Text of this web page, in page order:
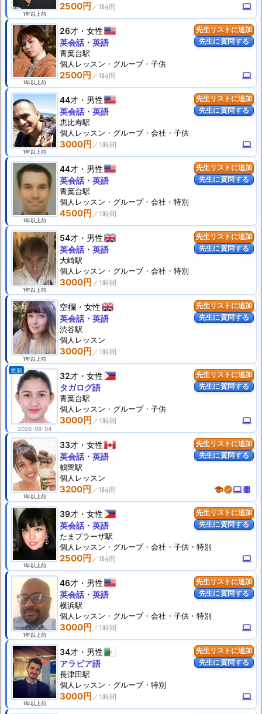
1年以上前
2500円 computer
先生リストに追加
先生に質問する
1年以上前
26才 女性
2500円 computer
英会話・英語
青葉台駅
個人 レッスン ・グループ・子供
先生リストに追加
先生に質問する
1年以上前
44才 男性
3000円 computer
英会話・英語
恵比寿駅
個人 レッスン ・グループ・会社・子供
先生リストに追加
先生に質問する
1年以上前
44才 男性
4500円
英会話・英語
青葉台駅
個人 レッスン ・グループ・会社・特別
先生リストに追加
先生に質問する
1年以上前
54才 男性
3000円
英会話・英語
大崎駅
個人 レッスン ・グループ・会社・特別
先生リストに追加
先生に質問する
1年以上前
空欄 女性
3000円
英会話・英語
渋谷駅
個人 レッスン
先生リストに追加
先生に質問する
更新
2026-08-04
32才 女性
3000円 computer
タガログ語
青葉台駅
個人 レッスン ・グループ・子供
先生リストに追加
先生に質問する
1年以上前
33才 女性
3200円 schoolverifiedcomputertheaters
英会話・英語
鶴間駅
個人 レッスン
先生リストに追加
先生に質問する
1年以上前
39才 女性
2500円 computer
英会話・英語
たまプラーザ駅
個人 レッスン ・グループ・会社・子供・特別
先生リストに追加
先生に質問する
1年以上前
46才 男性
3000円 computer
英会話・英語
横浜駅
個人 レッスン ・グループ・会社・子供・特別
先生リストに追加
先生に質問する
1年以上前
34才 男性
3000円 computer
アラビア語
長津田駅
個人 レッスン ・グループ・特別